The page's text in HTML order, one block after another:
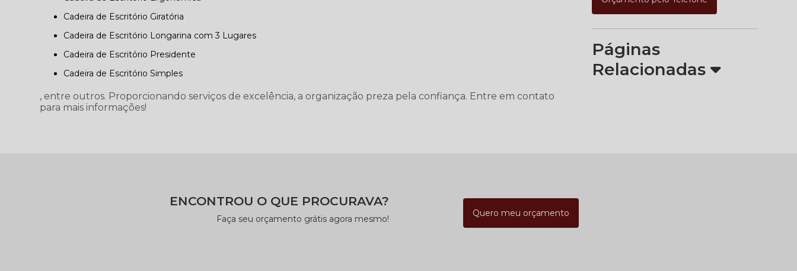
Cadeira de Escritório Giratória
Cadeira de Escritório Longarina com 3 Lugares
Cadeira de Escritório Presidente
Cadeira de Escritório Simples
, entre outros. Proporcionando serviços de excelência, a organização preza pela confiança. Entre em contato
para mais informações!
Páginas
Relacionadas
ENCONTROU O QUE PROCURAVA?
Faça seu orçamento grátis agora mesmo!
Quero meu orçamento